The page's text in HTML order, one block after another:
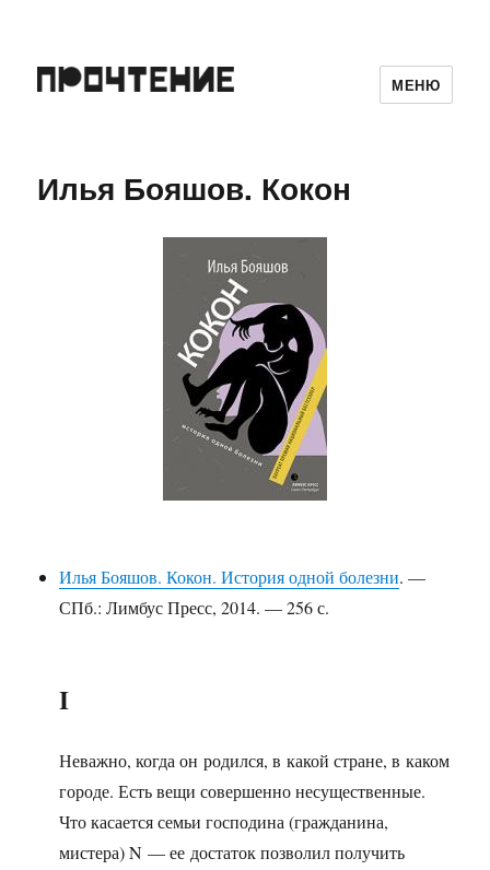
МЕНЮ
Илья Бояшов. Кокон
Илья Бояшов. Кокон. История одной болезни. —
СПб.: Лимбус Пресс, 2014. — 256 с.
I
Неважно, когда он родился, в какой стране, в каком
городе. Есть вещи совершенно несущественные.
Что касается семьи господина (гражданина,
мистера) N — ее достаток позволил получить